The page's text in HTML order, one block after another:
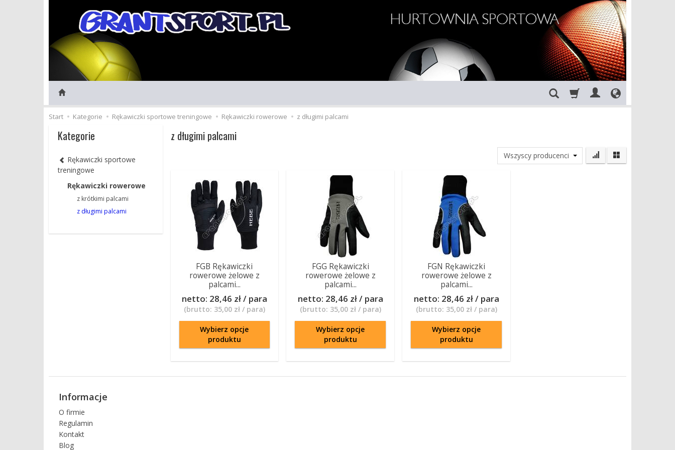
Start Kategorie Rękawiczki sportowe treningowe Rękawiczki rowerowe z długimi palcami
z długimi palcami
FGB Rękawiczki
rowerowe żelowe z
palcami...
netto: 28,46 zł / para
(brutto: 35,00 zł / para)
Wybierz opcje
produktu
FGG Rękawiczki
rowerowe żelowe z
palcami...
netto: 28,46 zł / para
(brutto: 35,00 zł / para)
Wybierz opcje
produktu
FGN Rękawiczki
rowerowe żelowe z
palcami...
netto: 28,46 zł / para
(brutto: 35,00 zł / para)
Wybierz opcje
produktu
Kategorie
Rękawiczki sportowe
treningowe
Rękawiczki rowerowe
z krótkimi palcami
z długimi palcami
Informacje
O firmie
Regulamin
Kontakt
Blog